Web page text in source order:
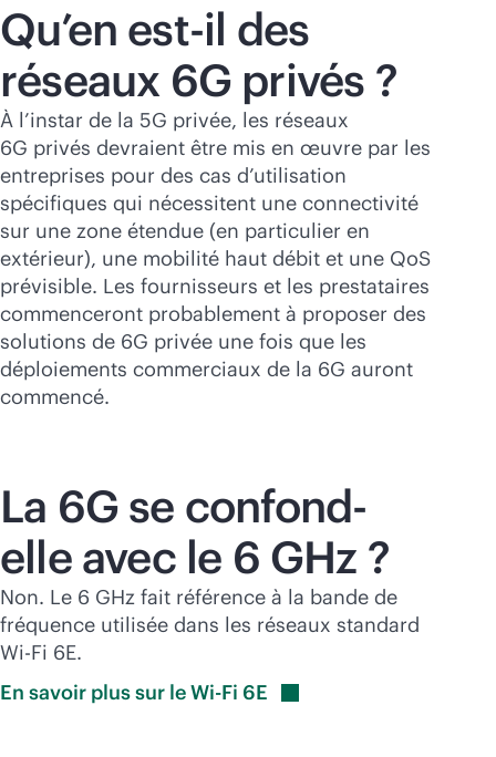
Qu’en est-il des
réseaux 6G privés ?
À l’instar de la 5G privée, les réseaux
6G privés devraient être mis en œuvre par les
entreprises pour des cas d’utilisation
spécifiques qui nécessitent une connectivité
sur une zone étendue (en particulier en
extérieur), une mobilité haut débit et une QoS
prévisible. Les fournisseurs et les prestataires
commenceront probablement à proposer des
solutions de 6G privée une fois que les
déploiements commerciaux de la 6G auront
commencé.
La 6G se confond-
elle avec le 6 GHz ?
Non. Le 6 GHz fait référence à la bande de
fréquence utilisée dans les réseaux standard
Wi-Fi 6E.
En savoir plus sur le Wi-Fi 6E